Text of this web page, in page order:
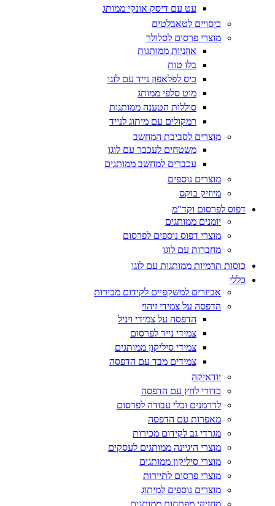
עט עם דיסק אונקי ממותג
כיסויים לטאבלטים
מוצרי פרסום לסלולר
אוזניות ממותגות
בלו טות
כיס לפלאפון נייד עם לוגו
מוט סלפי ממותג
סוללות הטענה ממותגות
רמקולים עם מיתוג לנייד
מוצרים לסביבת המחשב
משטחים לעכבר עם לוגו
עכברים למחשב ממותגים
מוצרים נוספים
מיוזיק בוקס
דפוס לפרסום וקד"מ
יומנים ממותגים
מוצרי דפוס נוספים לפרסום
מחברות עם לוגו
כוסות תרמיות ממותגות עם לוגו
כללי
אביזרים למשקפיים לקידום מכירות
הדפסה על צמידי זיהוי
הדפסה על צמידי ויניל
צמידי נייר לפרסום
צמידי סיליקון ממותגים
צמידים מבד עם הדפסה
יודאיקה
כדורי לחץ עם הדפסה
לדרמנים וכלי עבודה לפרסום
מאפרות עם הדפסה
מגרדי גב לקידום מכירות
מוצרי היגיינה ממותגים לעסקים
מוצרי סיליקון ממותגים
מוצרי פרסום לתיירות
מוצרים נוספים למיתוג